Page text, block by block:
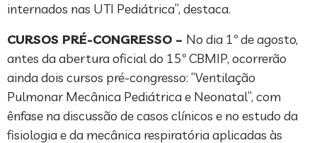
internados nas UTI Pediátrica”, destaca.
CURSOS PRÉ-CONGRESSO – No dia 1º de agosto,
antes da abertura oficial do 15º CBMIP, ocorrerão
ainda dois cursos pré-congresso: “Ventilação
Pulmonar Mecânica Pediátrica e Neonatal”, com
ênfase na discussão de casos clínicos e no estudo da
fisiologia e da mecânica respiratória aplicadas às